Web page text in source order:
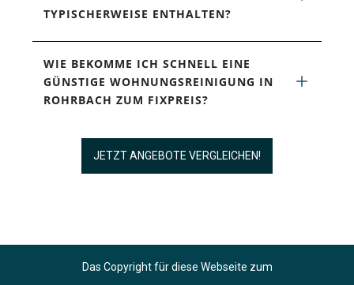
TYPISCHERWEISE ENTHALTEN?
WIE BEKOMME ICH SCHNELL EINE
GÜNSTIGE WOHNUNGSREINIGUNG IN
ROHRBACH ZUM FIXPREIS?
JETZT ANGEBOTE VERGLEICHEN!
Das Copyright für diese Webseite zum